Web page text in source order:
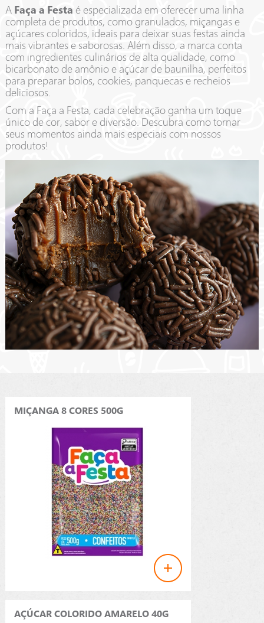
A Faça a Festa é especializada em oferecer uma linha
completa de produtos, como granulados, miçangas e
açúcares coloridos, ideais para deixar suas festas ainda
mais vibrantes e saborosas. Além disso, a marca conta
com ingredientes culinários de alta qualidade, como
bicarbonato de amônio e açúcar de baunilha, perfeitos
para preparar bolos, cookies, panquecas e recheios
deliciosos.
Com a Faça a Festa, cada celebração ganha um toque
único de cor, sabor e diversão. Descubra como tornar
seus momentos ainda mais especiais com nossos
produtos!
MIÇANGA 8 CORES 500G
AÇÚCAR COLORIDO AMARELO 40G